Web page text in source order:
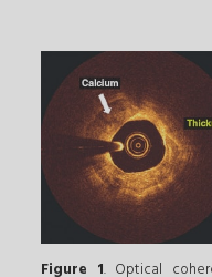
Figure 1. Optical